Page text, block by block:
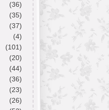
(36)
(35)
(37)
(4)
(101)
(20)
(44)
(36)
(23)
(26)